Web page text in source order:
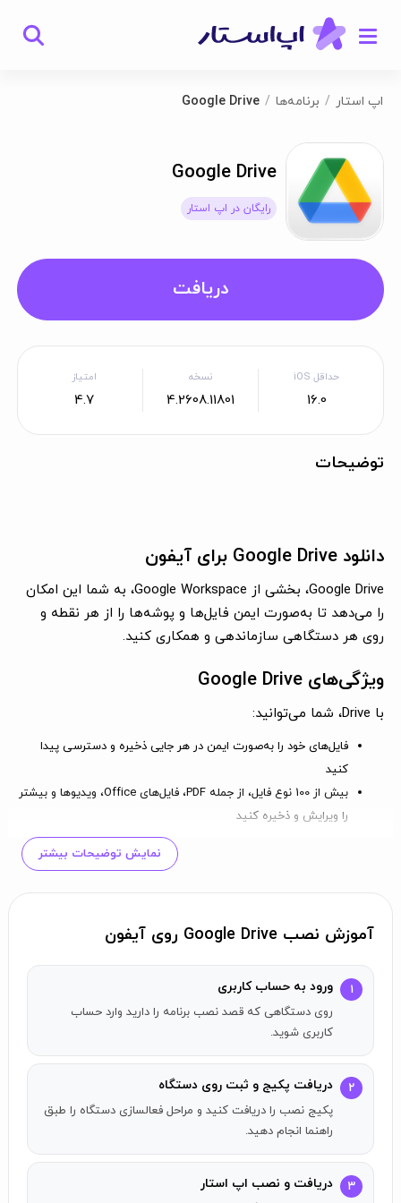
اپ استار برنامه‌ها Google Drive
Google Drive
رایگان در اپ استار
دریافت
حداقل iOS
16.0
نسخه
4.2608.11801
امتیاز
4.7
توضیحات
دانلود Google Drive برای آیفون
Google Drive، بخشی از Google Workspace، به شما این امکان
را می‌دهد تا به‌صورت ایمن فایل‌ها و پوشه‌ها را از هر نقطه و
روی هر دستگاهی سازماندهی و همکاری کنید.
ویژگی‌های Google Drive
با Drive، شما می‌توانید:
فایل‌های خود را به‌صورت ایمن در هر جایی ذخیره و دسترسی پیدا
کنید
بیش از 100 نوع فایل، از جمله PDF، فایل‌های Office، ویدیوها و بیشتر
را ویرایش و ذخیره کنید
به‌سرعت به فایل‌های اخیر و مهم دسترسی پیدا کنید
مدارک کاغذی را با استفاده از دوربین دستگاه خود اسکن و آپلود کنید
فایل‌ها و پوشه‌ها را به اشتراک بگذارید و مجوزهای دسترسی را تنظیم
در حین استفاده آفلاین، محتوای خود را مشاهده کنید
درباره فعالیت‌های مهم در فایل‌های خود اعلانات دریافت کنید
Workspace
مشترکین Google Workspace به امکانات اضافی Drive دسترسی
دارند که شامل:
کنترل‌های امنیتی و مدیریتی برای مدیران به منظور کمک به رعایت
نیازهای انطباق داده‌ها
نمایش توضیحات بیشتر
آموزش نصب Google Drive روی آیفون
۱ ورود به حساب کاربری
روی دستگاهی که قصد نصب برنامه را دارید وارد حساب
کاربری شوید.
۲ دریافت پکیج و ثبت روی دستگاه
پکیج نصب را دریافت کنید و مراحل فعالسازی دستگاه را طبق
راهنما انجام دهید.
۳ دریافت و نصب اپ استار